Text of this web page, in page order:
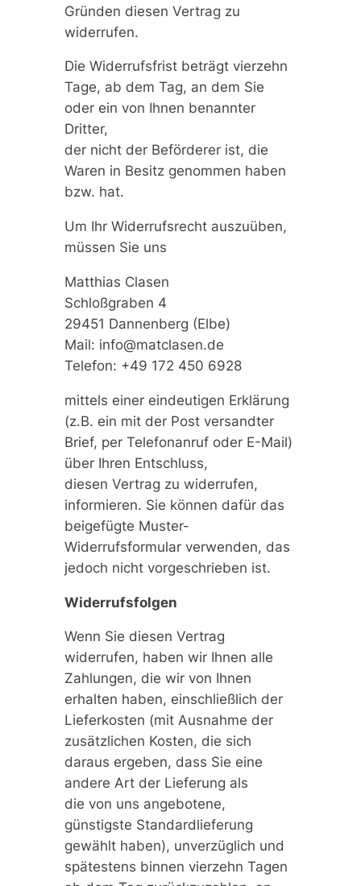
Gründen diesen Vertrag zu
widerrufen.
Die Widerrufsfrist beträgt vierzehn
Tage, ab dem Tag, an dem Sie
oder ein von Ihnen benannter
Dritter,
der nicht der Beförderer ist, die
Waren in Besitz genommen haben
bzw. hat.
Um Ihr Widerrufsrecht auszuüben,
müssen Sie uns
Matthias Clasen
Schloßgraben 4
29451 Dannenberg (Elbe)
Mail: info@matclasen.de
Telefon: +49 172 450 6928
mittels einer eindeutigen Erklärung
(z.B. ein mit der Post versandter
Brief, per Telefonanruf oder E-Mail)
über Ihren Entschluss,
diesen Vertrag zu widerrufen,
informieren. Sie können dafür das
beigefügte Muster-
Widerrufsformular verwenden, das
jedoch nicht vorgeschrieben ist.
Widerrufsfolgen
Wenn Sie diesen Vertrag
widerrufen, haben wir Ihnen alle
Zahlungen, die wir von Ihnen
erhalten haben, einschließlich der
Lieferkosten (mit Ausnahme der
zusätzlichen Kosten, die sich
daraus ergeben, dass Sie eine
andere Art der Lieferung als
die von uns angebotene,
günstigste Standardlieferung
gewählt haben), unverzüglich und
spätestens binnen vierzehn Tagen